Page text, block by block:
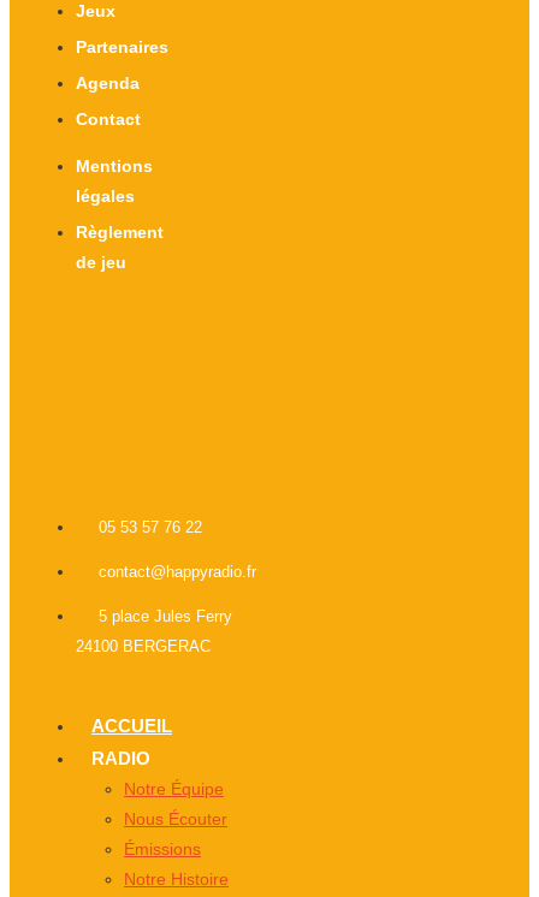
Jeux
Partenaires
Agenda
Contact
Mentions
légales
Règlement
de jeu
05 53 57 76 22
contact@happyradio.fr
5 place Jules Ferry
24100 BERGERAC
ACCUEIL
RADIO
Notre Équipe
Nous Écouter
Émissions
Notre Histoire